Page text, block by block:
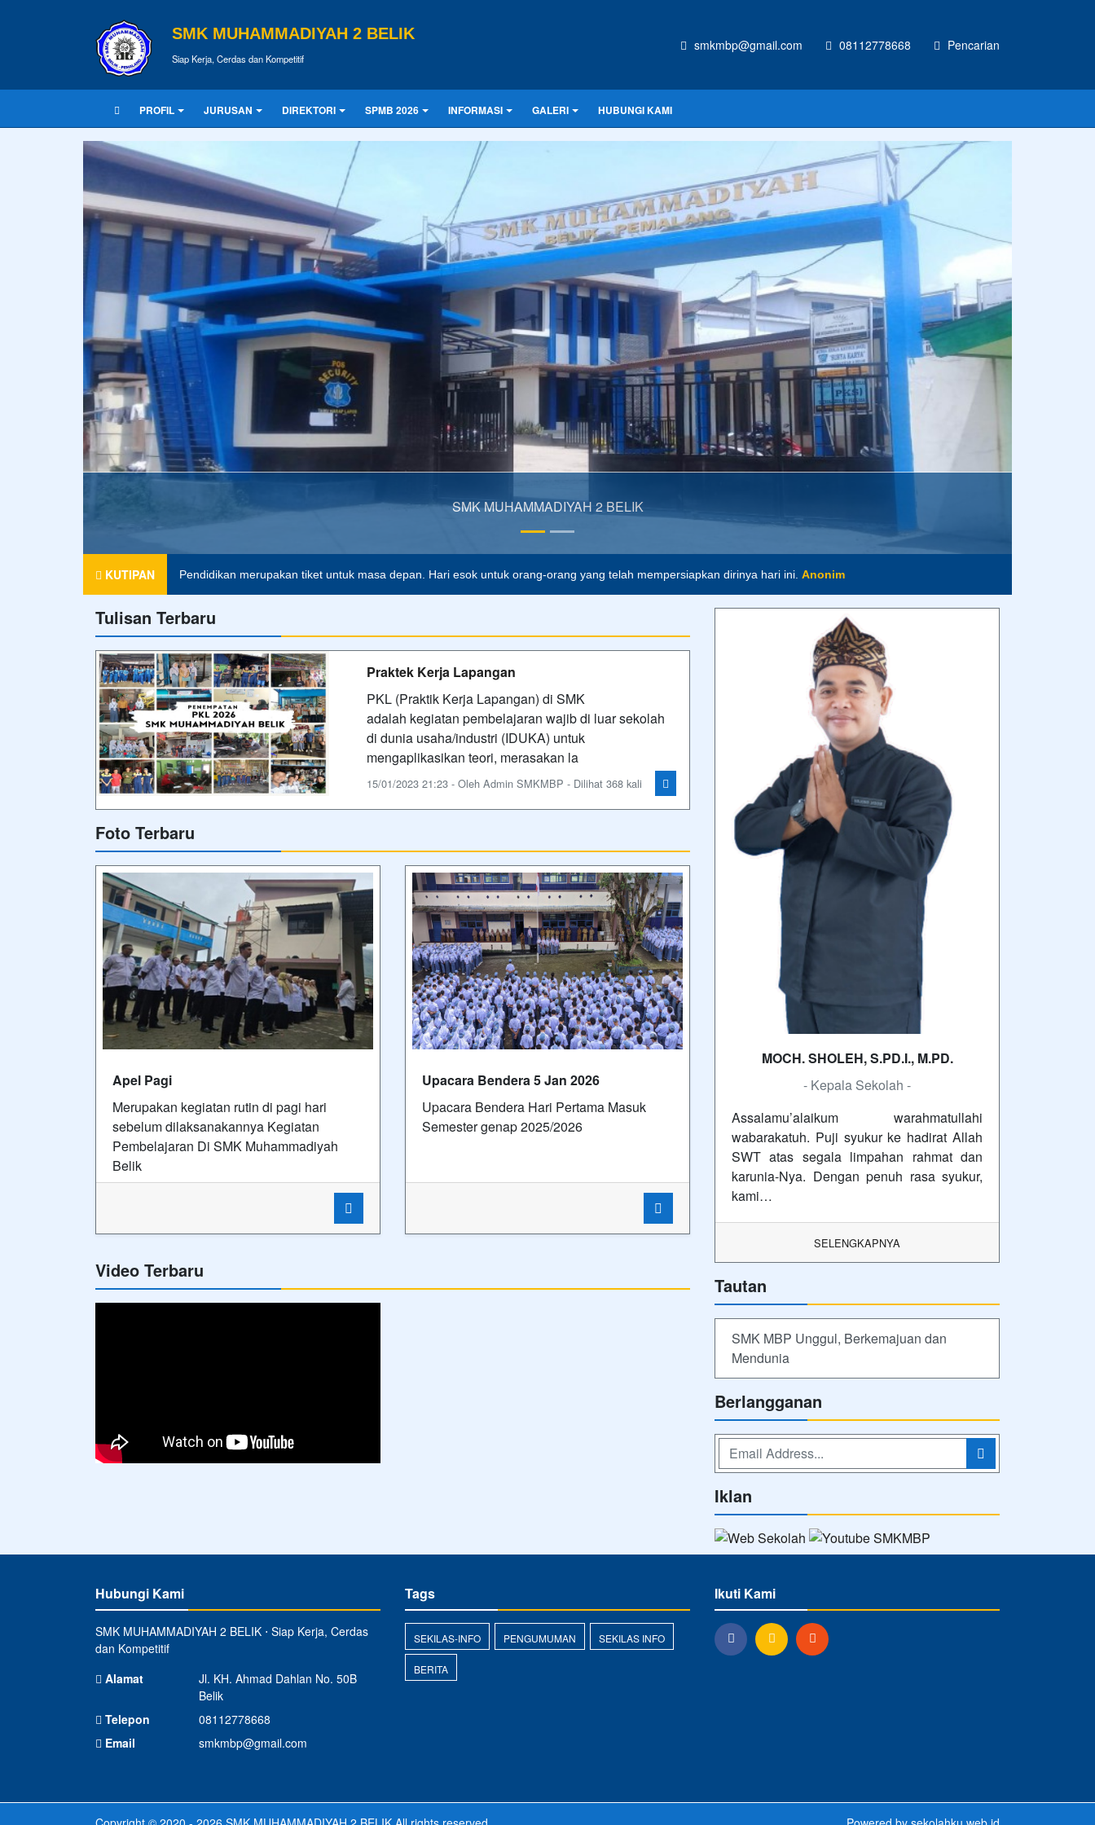
SMK MUHAMMADIYAH 2 BELIK
Siap Kerja, Cerdas dan Kompetitif
smkmbp@gmail.com 08112778668 Pencarian
PROFIL JURUSAN DIREKTORI SPMB 2026 INFORMASI GALERI HUBUNGI KAMI
KUTIPAN Pendidikan merupakan tiket untuk masa depan. Hari esok untuk orang-orang yang telah mempersiapkan dirinya hari ini. Anonim
Tulisan Terbaru
Praktek Kerja Lapangan
PKL (Praktik Kerja Lapangan) di SMK
adalah kegiatan pembelajaran wajib di luar sekolah
di dunia usaha/industri (IDUKA) untuk
mengaplikasikan teori, merasakan la
15/01/2023 21:23 - Oleh Admin SMKMBP - Dilihat 368 kali
Foto Terbaru
Apel Pagi
Merupakan kegiatan rutin di pagi hari
sebelum dilaksanakannya Kegiatan
Pembelajaran Di SMK Muhammadiyah
Belik
Upacara Bendera 5 Jan 2026
Upacara Bendera Hari Pertama Masuk
Semester genap 2025/2026
Video Terbaru
MOCH. SHOLEH, S.PD.I., M.PD.
- Kepala Sekolah -
Assalamu’alaikum warahmatullahi
wabarakatuh. Puji syukur ke hadirat Allah
SWT atas segala limpahan rahmat dan
karunia-Nya. Dengan penuh rasa syukur,
kami…
SELENGKAPNYA
Tautan
SMK MBP Unggul, Berkemajuan dan
Mendunia
Berlangganan
Iklan
Hubungi Kami
SMK MUHAMMADIYAH 2 BELIK ⋅ Siap Kerja, Cerdas
dan Kompetitif
Alamat
Jl. KH. Ahmad Dahlan No. 50B
Belik
Telepon
08112778668
Email
smkmbp@gmail.com
Tags
SEKILAS-INFO PENGUMUMAN SEKILAS INFO
BERITA
Ikuti Kami